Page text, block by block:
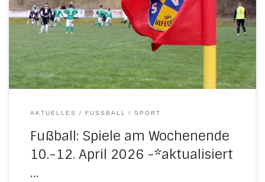
Großalmerode 1:2 (1:0)Tor für H/N/U: Bjarne Pankow
Samstag, 11. April 2026 13.00 Uhr in UlfenSenioren: H/N/U III –
SG Abterode/Eltmannshausen II 0:4 (0:1) 16.00 Uhr in
Hessisch LichtenauA-Jugend: Lichtenauer FV […]
AKTUELLES FUSSBALL SPORT
Fußball: Spiele am Wochenende
10.-12. April 2026 -*aktualisiert
…